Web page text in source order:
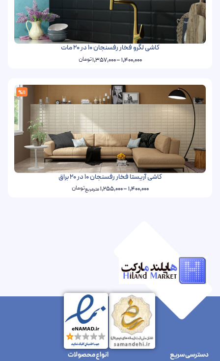
کاشی لگرو فخار رفسنجان 10 در 20 مات
1,400,000
–
1,357,000تومان
%11
کاشی آریستا فخار رفسنجان 10 در 20 براق
1,400,000
–
1,255,000مترمربعتومان
دسترسی سریع انواع محصولات